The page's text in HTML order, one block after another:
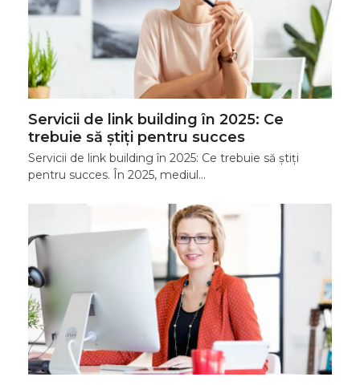
Servicii de link building în 2025: Ce
trebuie să știți pentru succes
Servicii de link building în 2025: Ce trebuie să știți
pentru succes. În 2025, mediul…